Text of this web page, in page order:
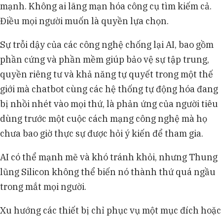
mạnh. Không ai lãng mạn hóa công cụ tìm kiếm cả.
Điều mọi người muốn là quyền lựa chọn.
Sự trỗi dậy của các công nghệ chống lại AI, bao gồm
phần cứng và phần mềm giúp bảo vệ sự tập trung,
quyền riêng tư và khả năng tự quyết trong một thế
giới mà chatbot cùng các hệ thống tự động hóa đang
bị nhồi nhét vào mọi thứ, là phản ứng của người tiêu
dùng trước một cuộc cách mạng công nghệ mà họ
chưa bao giờ thực sự được hỏi ý kiến để tham gia.
AI có thể mạnh mẽ và khó tránh khỏi, nhưng Thung
lũng Silicon không thể biến nó thành thứ quá ngầu
trong mắt mọi người.
Xu hướng các thiết bị chỉ phục vụ một mục đích hoặc